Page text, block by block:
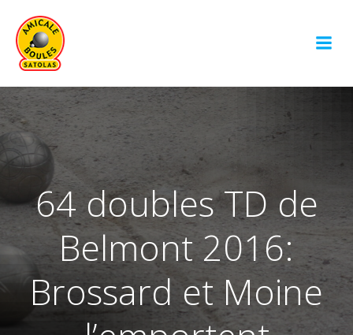
64 doubles TD de
Belmont 2016:
Brossard et Moine